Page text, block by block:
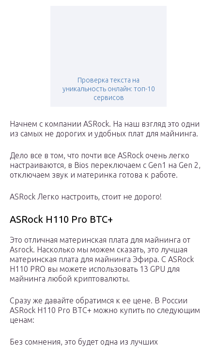
Проверка текста на
уникальность онлайн: топ-10
сервисов
Начнем с компании ASRock. На наш взгляд это одни
из самых не дорогих и удобных плат для майнинга.
Дело все в том, что почти все ASRock очень легко
настраиваются, в Bios переключаем с Gen1 на Gen 2,
отключаем звук и материнка готова к работе.
ASRock Легко настроить, стоит не дорого!
ASRock H110 Pro BTC+
Это отличная материнская плата для майнинга от
Asrock. Насколько мы можем сказать, это лучшая
материнская плата для майнинга Эфира. С ASRock
H110 PRO вы можете использовать 13 GPU для
майнинга любой криптовалюты.
Сразу же давайте обратимся к ее цене. В России
ASRock H110 Pro BTC+ можно купить по следующим
ценам:
Без сомнения, это будет одна из лучших